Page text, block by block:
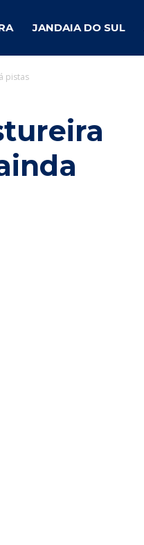
JANDAIA DO SUL
pistas